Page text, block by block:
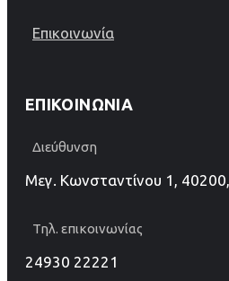
Επικοινωνία
ΕΠΙΚΟΙΝΩΝΊΑ
Διεύθυνση
Μεγ. Κωνσταντίνου 1,
Τηλ. επικοινωνίας
24930 22221